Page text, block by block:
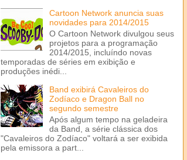
Cartoon Network anuncia suas
novidades para 2014/2015
O Cartoon Network divulgou seus
projetos para a programação
2014/2015, incluíndo novas
temporadas de séries em exibição e
produções inédi...
Band exibirá Cavaleiros do
Zodíaco e Dragon Ball no
segundo semestre
Após algum tempo na geladeira
da Band, a série clássica dos
"Cavaleiros do Zodíaco" voltará a ser exibida
pela emissora a part...